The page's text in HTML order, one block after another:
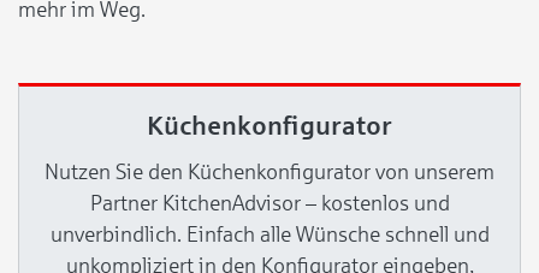
mehr im Weg.
Küchenkonfigurator
Nutzen Sie den Küchenkonfigurator von unserem
Partner KitchenAdvisor – kostenlos und
unverbindlich. Einfach alle Wünsche schnell und
unkompliziert in den Konfigurator eingeben,